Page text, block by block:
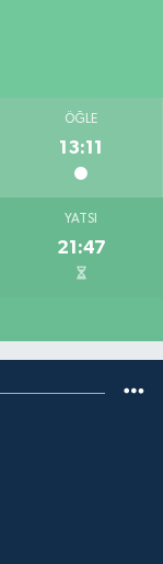
ÖĞLE
13:11
YATSI
21:47